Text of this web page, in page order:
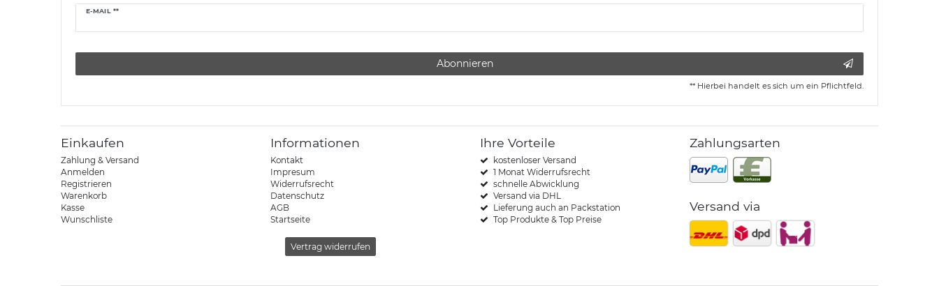
E-MAIL **
Newsletter
Abonnieren
** Hierbei handelt es sich um ein Pflichtfeld.
Einkaufen
Zahlung & Versand
Anmelden
Registrieren
Warenkorb
Kasse
Wunschliste
Informationen
Kontakt
Impresum
Widerrufsrecht
Datenschutz
AGB
Startseite
Vertrag widerrufen
Ihre Vorteile
kostenloser Versand
1 Monat Widerrufsrecht
schnelle Abwicklung
Versand via DHL
Lieferung auch an Packstation
Top Produkte & Top Preise
Zahlungsarten
Versand via